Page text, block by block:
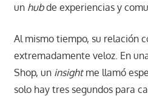
un hubde experiencias y
Al mismo tiempo, su relación
extremadamente veloz. En
Shop, un insightme llamó
solo hay tres segundos para